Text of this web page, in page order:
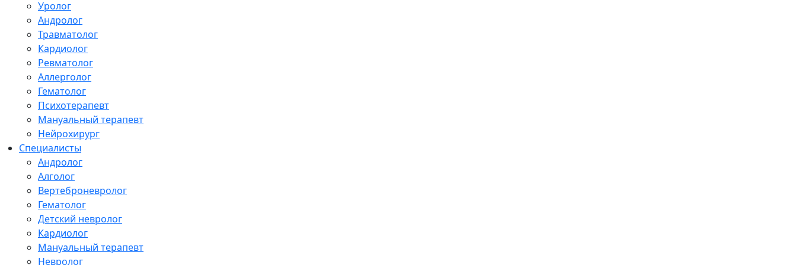
Уролог
Андролог
Травматолог
Кардиолог
Ревматолог
Аллерголог
Гематолог
Психотерапевт
Мануальный терапевт
Нейрохирург
Специалисты
Андролог
Алголог
Вертеброневролог
Гематолог
Детский невролог
Кардиолог
Мануальный терапевт
Невролог